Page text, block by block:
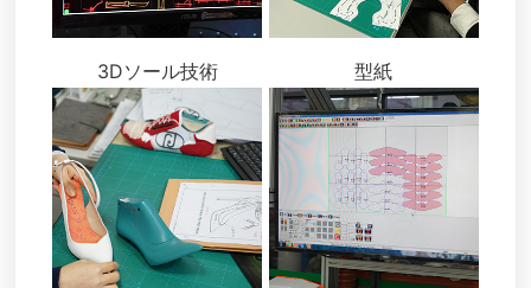
3Dソール技術 型紙